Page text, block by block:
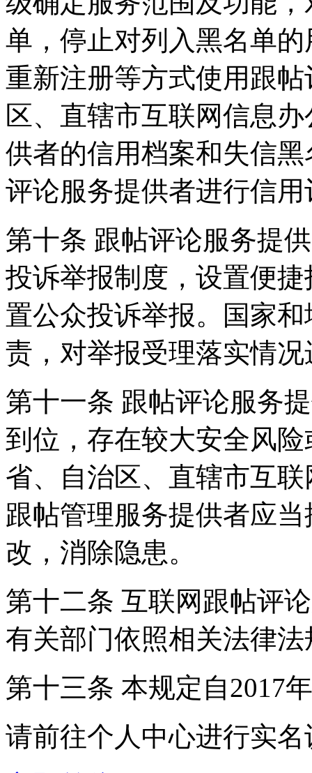
单，停止对列入黑名单
重新注册等方式使用跟
区、直辖市互联网信息
供者的信用档案和失信
评论服务提供者进行信用
第十条 跟帖评论服务提
投诉举报制度，设置便
置公众投诉举报。国家
责，对举报受理落实情
第十一条 跟帖评论服务
到位，存在较大安全风
省、自治区、直辖市互
跟帖管理服务提供者应
改，消除隐患。
第十二条 互联网跟帖评
有关部门依照相关法律
第十三条 本规定自2017
请前往个人中心进行实名